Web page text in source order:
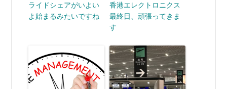
ライドシェアがいよい
よ始まるみたいですね
香港エレクトロニクス
最終日、頑張ってきま
す